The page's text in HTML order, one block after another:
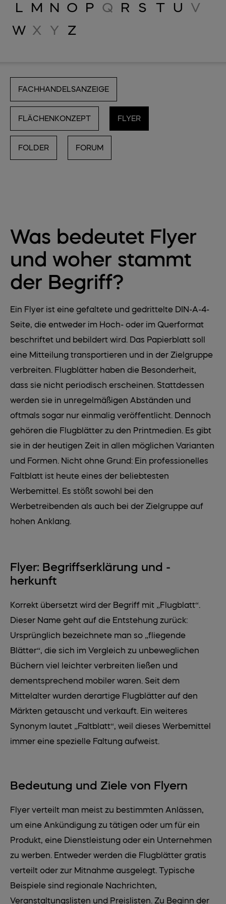
L
M N O P Q R S T U
V
W X Y Z
FACHHANDELSANZEIGE
FLÄCHENKONZEPT FLYER
FOLDER FORUM
Was bedeutet Flyer
und woher stammt
der Begriff?
Ein Flyer ist eine gefaltete und gedrittelte DIN-A-4-
Seite, die entweder im Hoch- oder im Querformat
beschriftet und bebildert wird. Das Papierblatt soll
eine Mitteilung transportieren und in der Zielgruppe
verbreiten. Flugblätter haben die Besonderheit,
dass sie nicht periodisch erscheinen. Stattdessen
werden sie in unregelmäßigen Abständen und
oftmals sogar nur einmalig veröffentlicht. Dennoch
gehören die Flugblätter zu den Printmedien. Es gibt
sie in der heutigen Zeit in allen möglichen Varianten
und Formen. Nicht ohne Grund: Ein professionelles
Faltblatt ist heute eines der beliebtesten
Werbemittel. Es stößt sowohl bei den
Werbetreibenden als auch bei der Zielgruppe auf
hohen Anklang.
Flyer: Begriffserklärung und -
herkunft
Korrekt übersetzt wird der Begriff mit „Flugblatt“.
Dieser Name geht auf die Entstehung zurück:
Ursprünglich bezeichnete man so „fliegende
Blätter“, die sich im Vergleich zu unbeweglichen
Büchern viel leichter verbreiten ließen und
dementsprechend mobiler waren. Seit dem
Mittelalter wurden derartige Flugblätter auf den
Märkten getauscht und verkauft. Ein weiteres
Synonym lautet „Faltblatt“, weil dieses Werbemittel
immer eine spezielle Faltung aufweist.
Bedeutung und Ziele von Flyern
Flyer verteilt man meist zu bestimmten Anlässen,
um eine Ankündigung zu tätigen oder um für ein
Produkt, eine Dienstleistung oder ein Unternehmen
zu werben. Entweder werden die Flugblätter gratis
verteilt oder zur Mitnahme ausgelegt. Typische
Beispiele sind regionale Nachrichten,
Veranstaltungslisten und Preislisten. Zu Beginn der